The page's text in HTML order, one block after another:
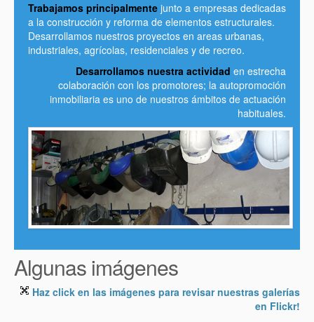
Trabajamos principalmente junto a empresas dedicadas
a la construcción y reforma de elementos estructurales.
Desarrollamos nuestros proyectos en areas urbanas,
industriales, agrícolas, residenciales y de recreo.
Desarrollamos nuestra actividad en estrecha
colaboración con los promotores; la autopromoción
inmobiliaria es uno de nuestros ámbitos de actuación
habituales.
Algunas imágenes
Haz click en las imágenes para revisar nuestras galerías
en Flickr!